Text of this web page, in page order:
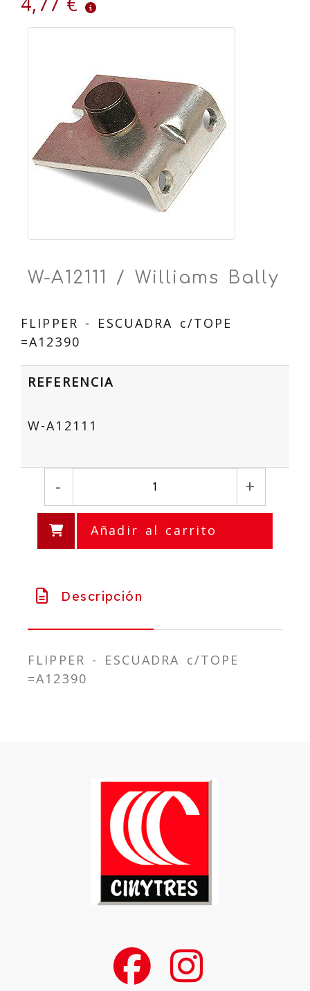
W-A12111 / Williams Bally
FLIPPER - ESCUADRA c/TOPE
=A12390
REFERENCIA
W-A12111
- +
Añadir al carrito
Descripción
FLIPPER - ESCUADRA c/TOPE
=A12390